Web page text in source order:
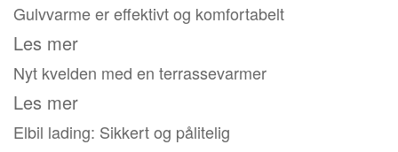
Gulvvarme er effektivt og komfortabelt
Les mer
Nyt kvelden med en terrassevarmer
Les mer
Elbil lading: Sikkert og pålitelig